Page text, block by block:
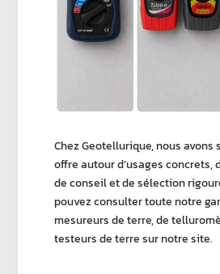
ChezGeotellurique, nous
offre autour d’usages concrets,
de conseil et de sélection
pouvez consulter toute notre
mesureurs de terre, de
testeurs de terresur notre site.